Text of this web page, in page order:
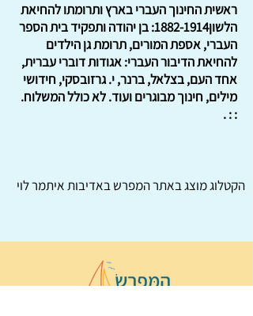
ראשית החינוך העברי בארץ ותרומתו להחיאת
הלשון1882-1914: בן יהודה ותפקיד בית הספר
העברי, אספת המורים, תרומת גן הילדים
להחיאת הדיבור העברי: אגודות דוברי עברית,
אחד העם, בצלאל, ברנר, י. גרזובסקי, חידושי
מילים, חינוך מבוגרים ועוד. לא כולל המשלוח.
: : .
הקטלוג מוצג באתרהמפרשבאדיבות איתמר לוי